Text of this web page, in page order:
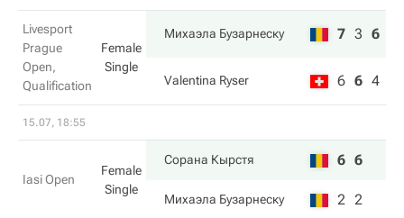
Livesport
Prague
Open,
Qualification
Female
Single
Михаэла Бузарнеску 7 3 6
Valentina Ryser 6 6 4
15.07, 18:55
Iasi Open
Female
Single
Сорана Кырстя 6 6
Михаэла Бузарнеску 2 2